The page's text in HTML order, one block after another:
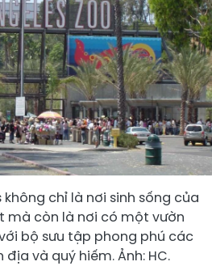
không chỉ là nơi sinh sống của
mà còn là nơi có một vườn
bộ sưu tập phong phú các
và quý hiếm. Ảnh: HC.